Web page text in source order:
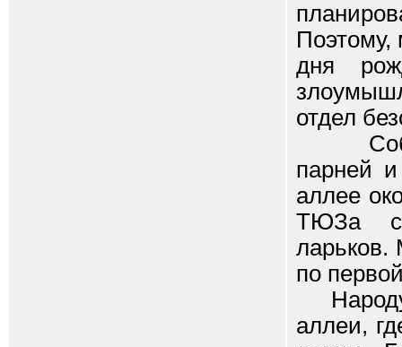
Поэтому,
дня
отдел
парней
аллее
ТЮЗа
ларьков.
по
Народу
аллеи,